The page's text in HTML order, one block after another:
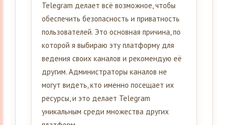
Telegram делает всё возможное, чтобы
обеспечить безопасность и приватность
пользователей. Это основная причина, по
которой я выбираю эту платформу для
ведения своих каналов и рекомендую её
другим. Администраторы каналов не
могут видеть, кто именно посещает их
ресурсы, и это делает Telegram
уникальным среди множества других